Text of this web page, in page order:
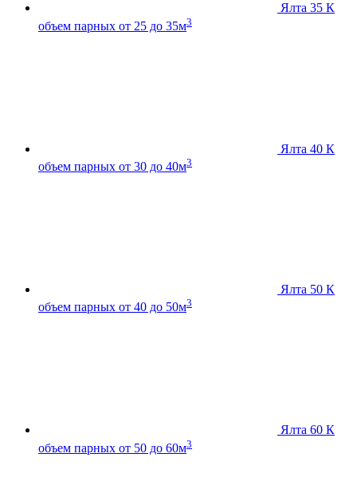
Ялта 35 К
объем парных от 25 до 35м3
Ялта 40 К
объем парных от 30 до 40м3
Ялта 50 К
объем парных от 40 до 50м3
Ялта 60 К
объем парных от 50 до 60м3